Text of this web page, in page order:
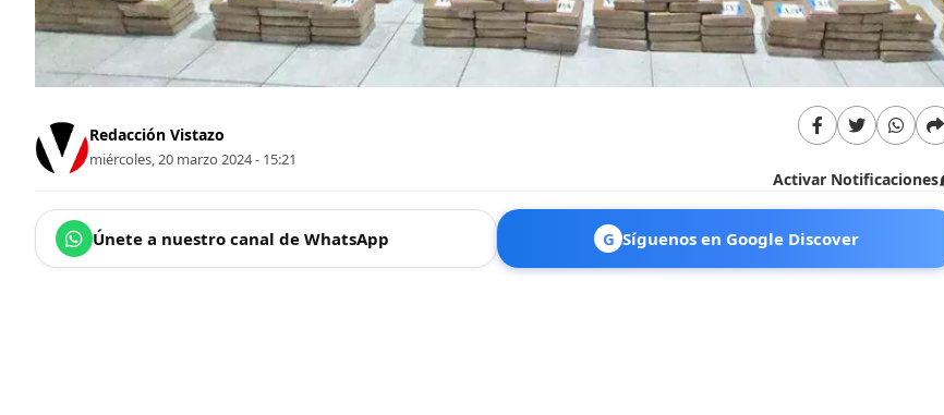
Redacción Vistazo
miércoles, 20 marzo 2024 - 15:21
Activar Notificaciones
Únete a nuestro canal de WhatsApp G Síguenos en Google Discover